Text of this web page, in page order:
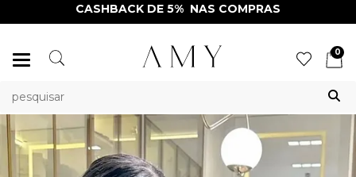
CASHBACK DE 5% NAS COMPRAS
Mudar
0